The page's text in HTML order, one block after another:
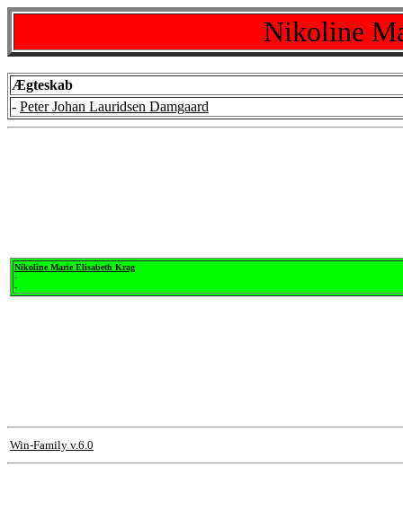
Nikoline
Ægteskab
- Peter Johan Lauridsen Damgaard
Nikoline Marie Elisabeth Krag
-
-
Win-Family v.6.0